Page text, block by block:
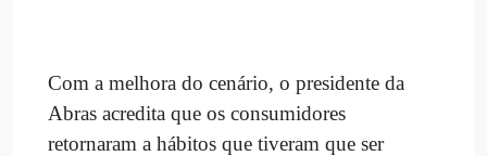
Com a melhora do cenário, o presidente da
Abras acredita que os consumidores
retornaram a hábitos que tiveram que ser